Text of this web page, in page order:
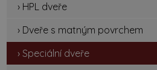
› HPL dveře
› Dveře s matným povrchem
› Speciální dveře